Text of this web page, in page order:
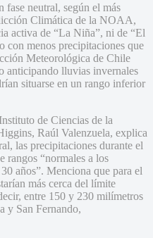
fase neutral, según el más
Climática de la NOAA,
activa de “La Niña”, ni de “El
menos precipitaciones que
Meteorológica de Chile
anticipando lluvias invernales
situarse en un rango inferior
de Ciencias de la
Raúl Valenzuela, explica
las precipitaciones durante el
rangos “normales a los
años”. Menciona que para el
más cerca del límite
entre 150 y 230 milímetros
y San Fernando,